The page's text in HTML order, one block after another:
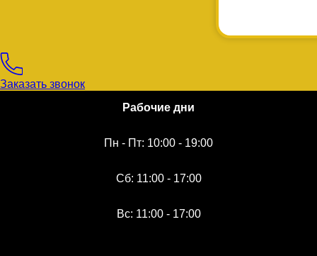
Заказать звонок
Рабочие дни
Пн - Пт: 10:00 - 19:00
Сб: 11:00 - 17:00
Вс: 11:00 - 17:00